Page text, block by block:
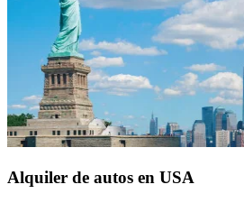
Alquiler de autos en USA